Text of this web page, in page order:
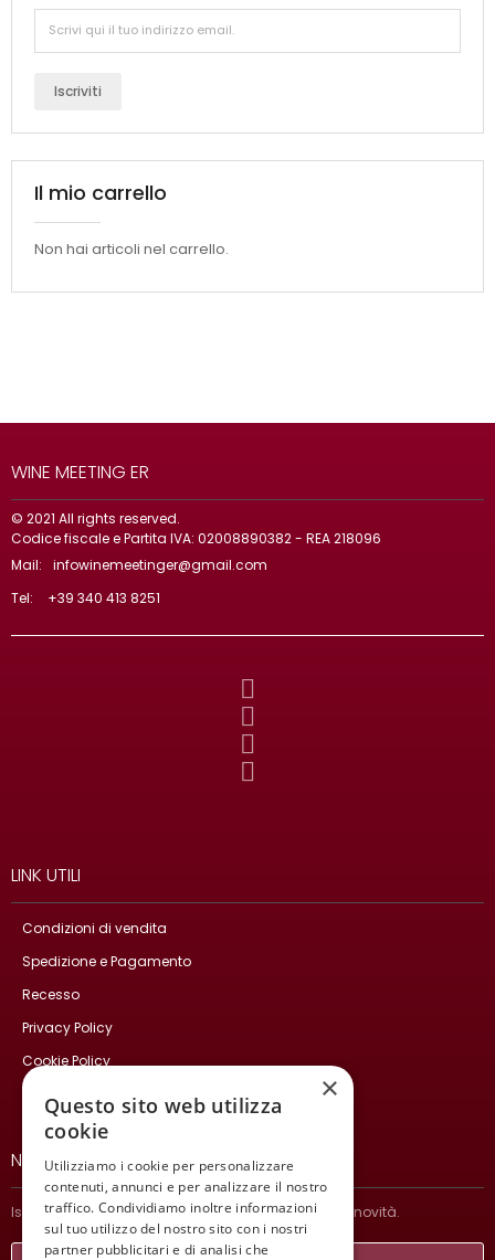
Iscriviti
Il mio carrello
Non hai articoli nel carrello.
WINE MEETING ER
© 2021 All rights reserved.
Codice fiscale e Partita IVA: 02008890382 - REA 218096
Mail:
infowinemeetinger@gmail.com
Tel:
+39 340 413 8251
LINK UTILI
Condizioni di vendita
Spedizione e Pagamento
Recesso
Privacy Policy
Cookie Policy
NEWSLETTER
Iscriviti per ricevere informazioni sulle nostre ultime novità.
×
Questo sito web utilizza
cookie
Utilizziamo i cookie per personalizzare
contenuti, annunci e per analizzare il nostro
traffico. Condividiamo inoltre informazioni
sul tuo utilizzo del nostro sito con i nostri
partner pubblicitari e di analisi che